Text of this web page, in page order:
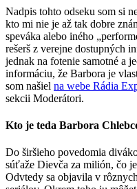
Nadpis tohto odseku som si
kto mi nie je až tak dobre
speváka alebo iného
rešerš z verejne dostupných
jednak na fotenie samotné a
informáciu, že Barbora je
som našiel na webe Rádia
sekcii Moderátori.
Kto je teda Barbora
Do širšieho povedomia
súťaže Dievča za milión, čo
Odvtedy sa objavila v